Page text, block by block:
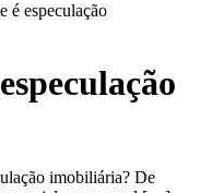
é especulação
imobiliária? De